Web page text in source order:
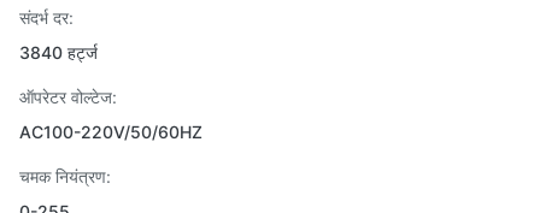
संदर्भ दर:
3840 हर्ट्ज
ऑपरेटर वोल्टेज:
AC100-220V/50/60HZ
चमक नियंत्रण: